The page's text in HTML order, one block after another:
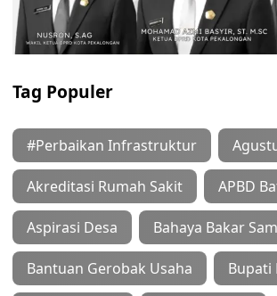
Tag Populer
#Perbaikan Infrastruktur
Akreditasi Rumah Sakit APBD
Aspirasi Desa Bahaya Bakar
Bantuan Gerobak Usaha Bupati